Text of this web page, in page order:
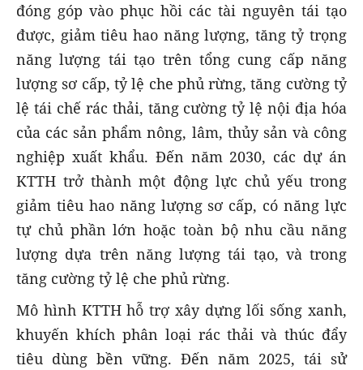
đóng góp vào phục hồi các tài nguyên tái tạo
được, giảm tiêu hao năng lượng, tăng tỷ trọng
năng lượng tái tạo trên tổng cung cấp năng
lượng sơ cấp, tỷ lệ che phủ rừng, tăng cường tỷ
lệ tái chế rác thải, tăng cường tỷ lệ nội địa hóa
của các sản phẩm nông, lâm, thủy sản và công
nghiệp xuất khẩu. Đến năm 2030, các dự án
KTTH trở thành một động lực chủ yếu trong
giảm tiêu hao năng lượng sơ cấp, có năng lực
tự chủ phần lớn hoặc toàn bộ nhu cầu năng
lượng dựa trên năng lượng tái tạo, và trong
tăng cường tỷ lệ che phủ rừng.
Mô hình KTTH hỗ trợ xây dựng lối sống xanh,
khuyến khích phân loại rác thải và thúc đẩy
tiêu dùng bền vững. Đến năm 2025, tái sử